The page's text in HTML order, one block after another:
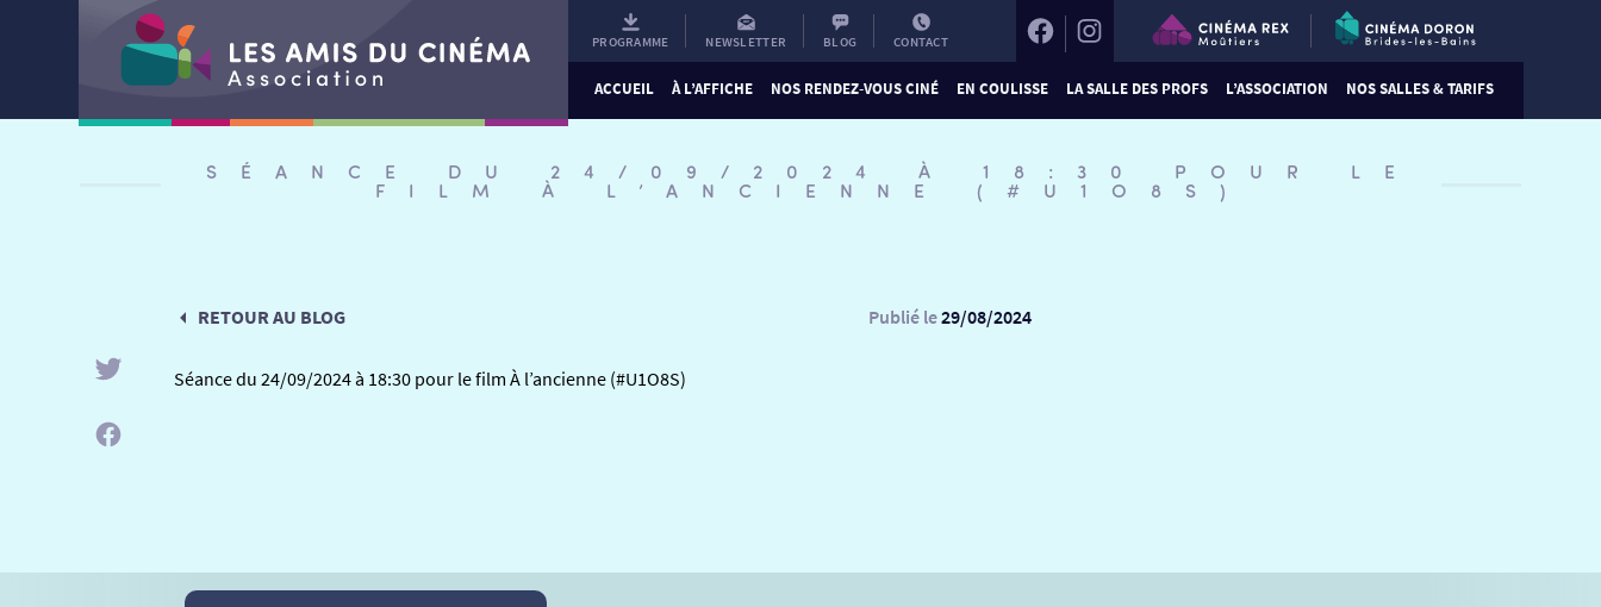
PROGRAMME NEWSLETTER BLOG CONTACT
ACCUEIL À L’AFFICHE NOS RENDEZ-VOUS CINÉ EN COULISSE LA SALLE DES PROFS L’ASSOCIATION NOS SALLES & TARIFS
SÉANCE DU 24/09/2024 À 18:30 POUR LE
FILM À L’ANCIENNE (#U1O8S)
RETOUR AU BLOG Publié le29/08/2024
Séance du 24/09/2024 à 18:30 pour le film À l’ancienne (#U1O8S)